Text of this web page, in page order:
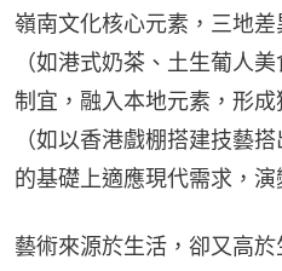
嶺南文化核心元素，三地
（如港式奶茶、土生葡人
制宜，融入本地元素，形
（如以香港戲棚搭建技藝
的基礎上適應現代需求，演
藝術來源於生活，卻又高